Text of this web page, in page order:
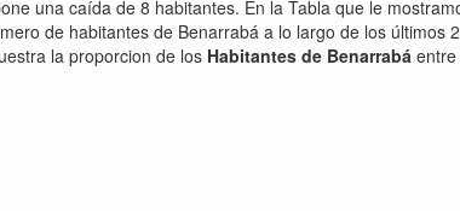
una caída de 8 habitantes. En la Tabla que le
de habitantes de Benarrabá a lo largo de los últimos
la proporcion de los Habitantes de Benarrabá